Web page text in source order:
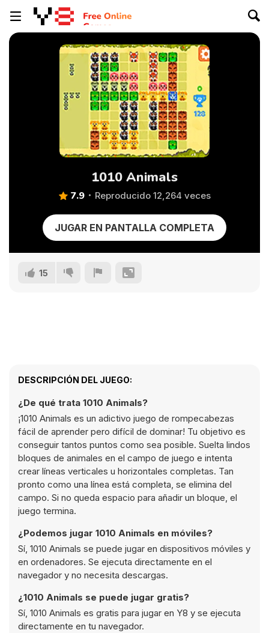
1010 Animals
7.9 Reproducido 12,264 veces
JUGAR EN PANTALLA COMPLETA
15
DESCRIPCIÓN DEL JUEGO:
¿De qué trata 1010 Animals?
¡1010 Animals es un adictivo juego de rompecabezas
fácil de aprender pero difícil de dominar! Tu objetivo es
conseguir tantos puntos como sea posible. Suelta lindos
bloques de animales en el campo de juego e intenta
crear líneas verticales u horizontales completas. Tan
pronto como una línea está completa, se elimina del
campo. Si no queda espacio para añadir un bloque, el
juego termina.
¿Podemos jugar 1010 Animals en móviles?
Sí, 1010 Animals se puede jugar en dispositivos móviles y
en ordenadores. Se ejecuta directamente en el
navegador y no necesita descargas.
¿1010 Animals se puede jugar gratis?
Sí, 1010 Animals es gratis para jugar en Y8 y se ejecuta
directamente en tu navegador.